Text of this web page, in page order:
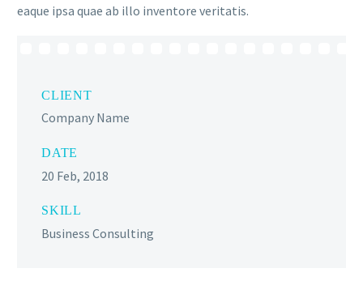
eaque ipsa quae ab illo inventore veritatis.
CLIENT
Company Name
DATE
20 Feb, 2018
SKILL
Business Consulting